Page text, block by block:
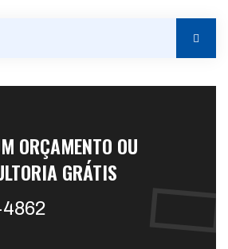
ORÇAMENTO OU
GRÁTIS